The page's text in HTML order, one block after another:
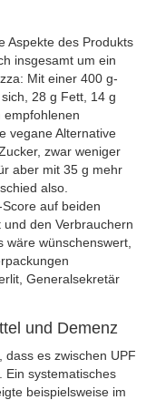
Aspekte des Produkts
insgesamt um ein
Mit einer 400 g-
28 g Fett, 14 g
empfohlenen
vegane Alternative
zwar weniger
aber mit 35 g mehr
also.
auf beiden
und den Verbrauchern
wäre wünschenswert,
Generalsekretär
und Demenz
es zwischen UPF
Ein systematisches
beispielsweise im